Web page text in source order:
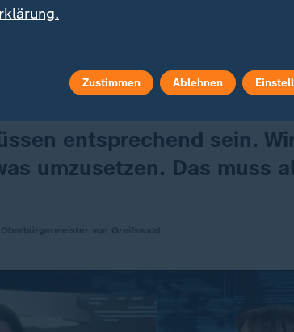
ergänzte Klaus Blettner (
Aufgaben bewältigen zu können,
von Greifswald (
Er sagte:
entsprechend sein.
umzusetzen. Das muss
Zustimmen Ablehnen